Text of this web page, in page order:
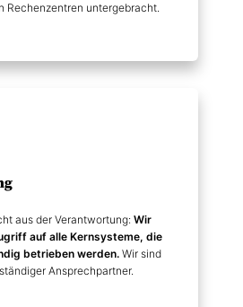
Rechenzentren untergebracht.
aus der Verantwortung: Wir
auf alle Kernsysteme, die
betrieben werden. Wir sind
Ansprechpartner.